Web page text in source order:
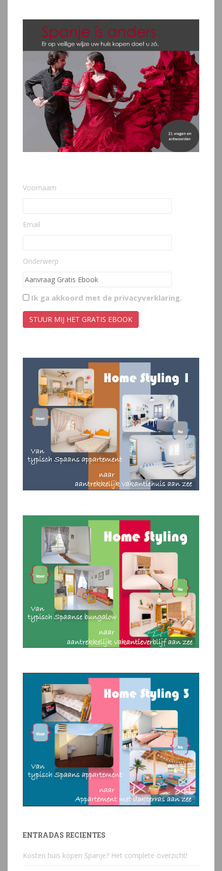
Voornaam
Email
Onderwerp
Ik ga akkoord met de privacyverklaring.
ENTRADAS RECIENTES
Kosten huis kopen Spanje? Het complete overzicht!